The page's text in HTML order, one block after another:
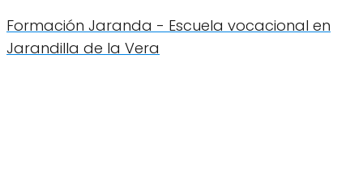
Formación Jaranda - Escuela vocacional en
Jarandilla de la Vera